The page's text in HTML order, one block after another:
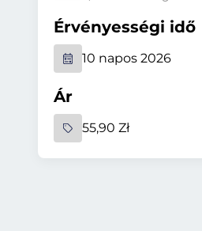
Érvényességi idő
10 napos 2026
Ár
55,90 Zł